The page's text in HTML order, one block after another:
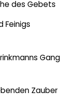
des Gebets
Feinigs
Gang
Zauber